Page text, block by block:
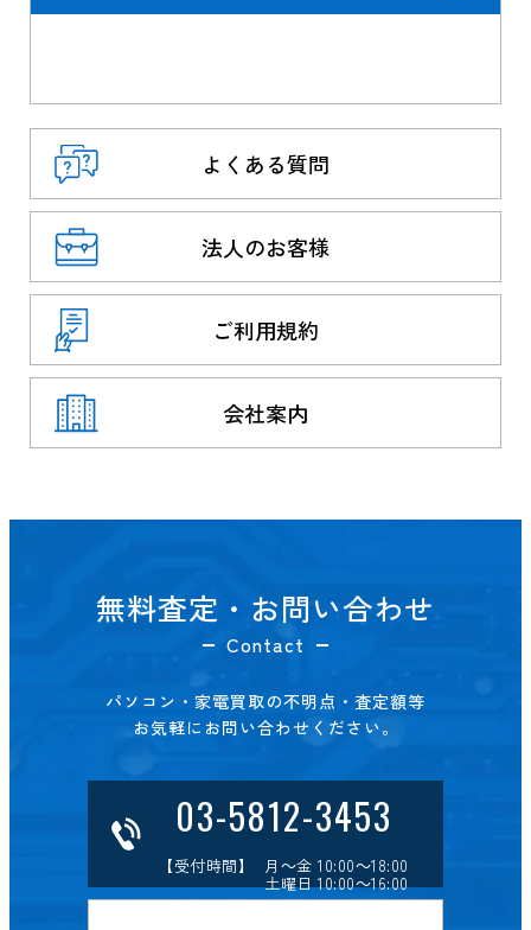
よくある質問
法人のお客様
ご利用規約
会社案内
無料査定・お問い合わせ
Contact
パソコン・家電買取の不明点・査定額等
お気軽にお問い合わせください。
03-5812-3453
【受付時間】 月～金 10:00～18:00
土曜日 10:00～16:00